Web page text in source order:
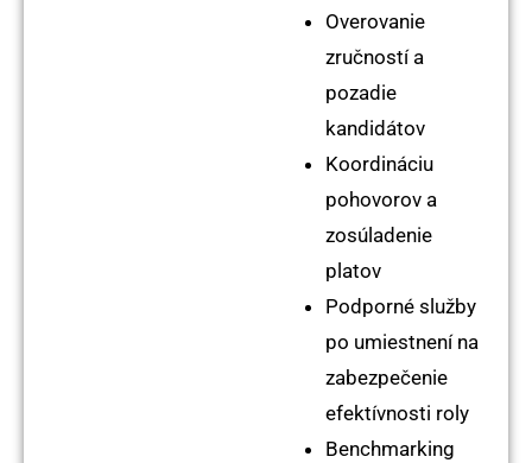
Overovanie
zručností a
pozadie
kandidátov
Koordináciu
pohovorov a
zosúladenie
platov
Podporné služby
po umiestnení na
zabezpečenie
efektívnosti roly
Benchmarking